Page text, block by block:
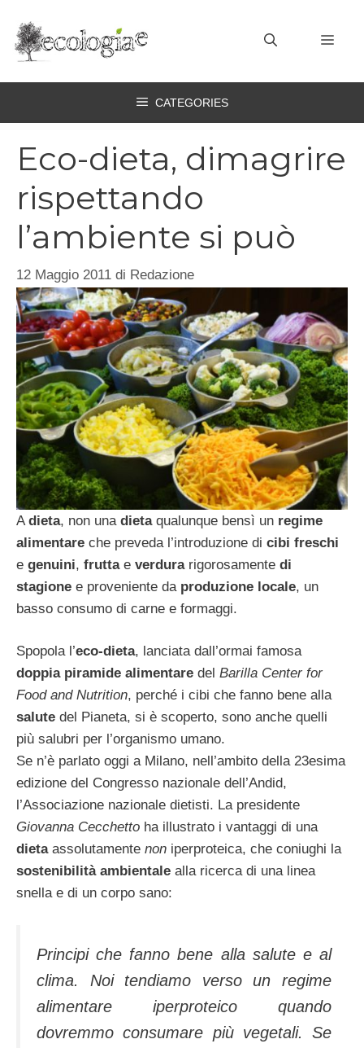
contenuto
CATEGORIES
Eco-dieta, dimagrire
rispettando
l’ambiente si può
12 Maggio 2011 di Redazione
A dieta, non una dietaqualunque bensì un regime
alimentare che preveda l’introduzione di cibi freschi
e genuini, fruttae verdurarigorosamente di
stagione e proveniente da produzione locale, un
basso consumo di carne e formaggi.
Spopola l’eco-dieta, lanciata dall’ormai famosa
doppia piramide alimentare del Barilla Center for
Food and Nutrition, perché i cibi che fanno bene alla
salute del Pianeta, si è scoperto, sono anche quelli
più salubri per l’organismo umano.
Se n’è parlato oggi a Milano, nell’ambito della 23esima
edizione del Congresso nazionale dell’Andid,
l’Associazione nazionale dietisti. La presidente
Giovanna Cecchetto ha illustrato i vantaggi di una
dietaassolutamente non iperproteica, che coniughi la
sostenibilità ambientale alla ricerca di una linea
snella e di un corpo sano:
Principi che fanno bene alla salute e al
clima. Noi tendiamo verso un regime
alimentare iperproteico quando
dovremmo consumare più vegetali. Se